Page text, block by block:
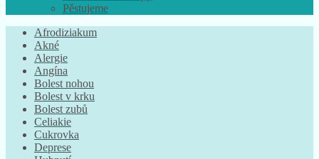
Pěstujeme
Afrodiziakum
Akné
Alergie
Angína
Bolest nohou
Bolest v krku
Bolest zubů
Celiakie
Cukrovka
Deprese